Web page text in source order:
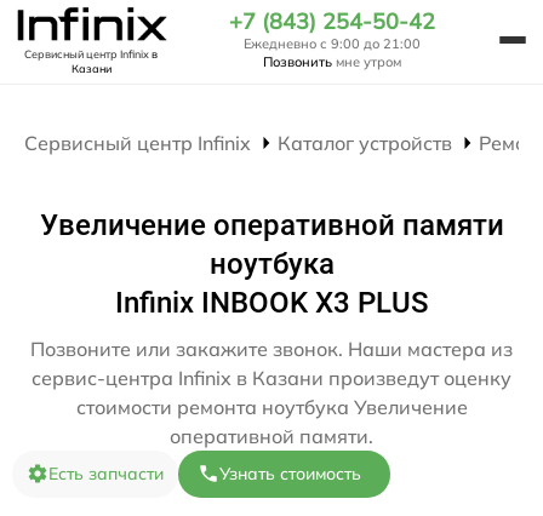
Сервисный центр Infinixв
Казани
+7 (843) 254-50-42
Ежедневно с 9:00 до 21:00
Позвонить мне утром
Сервисный центр Infinix Каталог устройств
Увеличение оперативной памяти
ноутбука
Infinix INBOOK X3 PLUS
Позвоните или закажите звонок. Наши мастера из
сервис-центра Infinix в Казани произведут оценку
стоимости ремонта ноутбука Увеличение
оперативной памяти.
Есть запчасти Узнать стоимость